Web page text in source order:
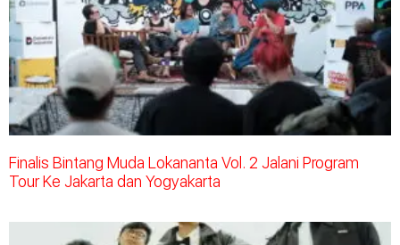
Finalis Bintang Muda Lokananta Vol. 2 Jalani Program
Tour Ke Jakarta dan Yogyakarta